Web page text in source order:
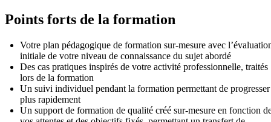
Points forts de la formation
Votre plan pédagogique de formation sur-mesure avec
initiale de votre niveau de connaissance du sujet abordé
Des cas pratiques inspirés de votre activité professionnelle, traités
lors de la formation
Un suivi individuel pendant la formation permettant de progresser
plus rapidement
Un support de formation de qualité créé sur-mesure en fonction